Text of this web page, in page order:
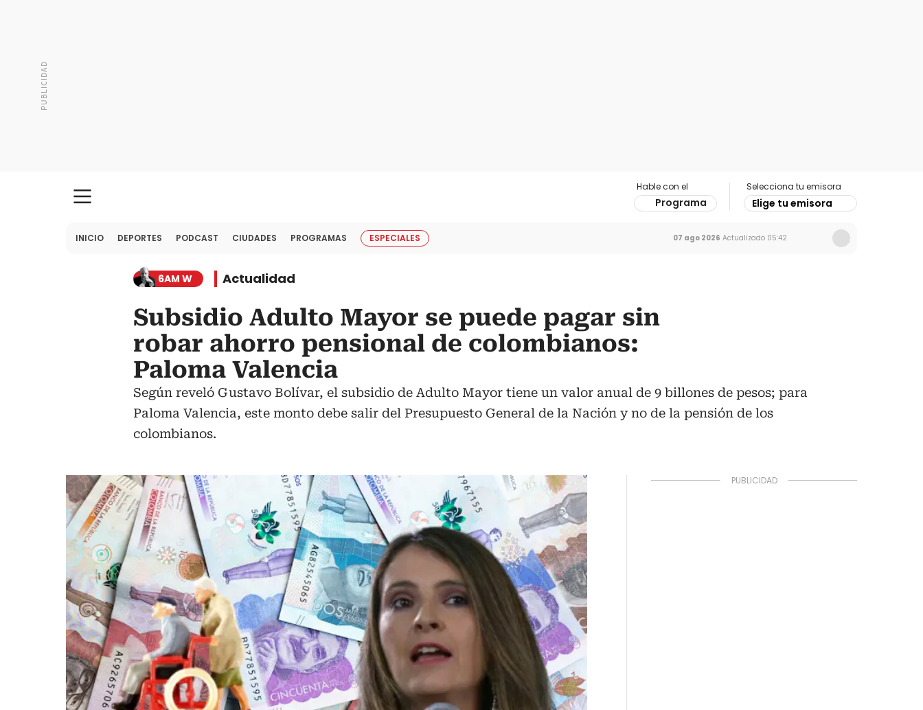
Hable con el
Programa
Selecciona tu emisora
Elige tu emisora
INICIO DEPORTES PODCAST CIUDADES PROGRAMAS ESPECIALES 07 ago 2026 Actualizado 05:42
6AM W Actualidad
Subsidio Adulto Mayor se puede pagar sin
robar ahorro pensional de colombianos:
Paloma Valencia
Según reveló Gustavo Bolívar, el subsidio de Adulto Mayor tiene un valor anual de 9 billones de pesos; para
Paloma Valencia, este monto debe salir del Presupuesto General de la Nación y no de la pensión de los
colombianos.